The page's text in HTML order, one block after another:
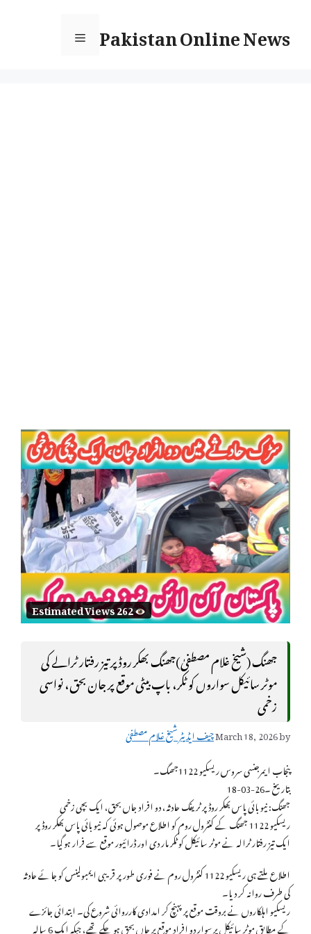
content
Pakistan Online News
Menu
Estimated Views 262
جھنگ (شیخ غلام مصطفیٰ)جھنگ بھکر روڈ پر تیز رفتار ٹرالے کی
موٹر سائیکل سواروں کو ٹکر، باپ بیٹی موقع پر جان بحق، نواسی
زخمی
March 18, 2026by
چیف ایڈیٹر شیخ غلام مصطفیٰ
پنجاب ایمرجنسی سروس ریسکیو 1122جھںگ۔
بتاریخ ۔26-03-18
جھنگ: نیو بائی پاس بھکر روڈ پر ٹریفک حادثہ، دو افراد جاں بحق، ایک بچی زخمی
ریسکیو 1122 جھنگ کے کنٹرول روم کو اطلاع موصول ہوئی کہ نیو بائی پاس بھکر روڈ پر
ایک تیز رفتار ٹرالہ نے موٹر سائیکل کو ٹکر مار دی اور ڈرائیور موقع سے فرار ہو گیا۔
اطلاع ملتے ہی ریسکیو 1122 کنٹرول روم نے فوری طور پر قریبی ایمبولینس کو جائے حادثہ
کی طرف روانہ کر دیا۔
ریسکیو اہلکاروں نے بروقت موقع پر پہنچ کر امدادی کارروائی شروع کی۔ ابتدائی جائزے
کے مطابق موٹر سائیکل پر سوار دو افراد موقع پر جاں بحق ہو چکے تھے، جبکہ ایک 6 سالہ